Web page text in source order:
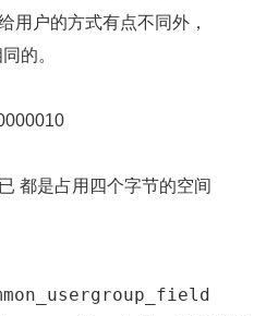
用户的方式有点不同外，
的。
都是占用四个字节的空间